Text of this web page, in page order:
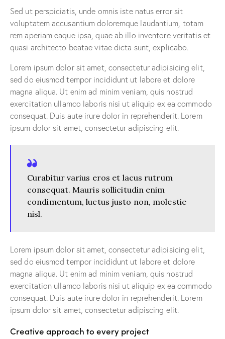
Sed ut perspiciatis, unde omnis iste natus error sit
voluptatem accusantium doloremque laudantium, totam
rem aperiam eaque ipsa, quae ab illo inventore veritatis et
quasi architecto beatae vitae dicta sunt, explicabo.
Lorem ipsum dolor sit amet, consectetur adipisicing elit,
sed do eiusmod tempor incididunt ut labore et dolore
magna aliqua. Ut enim ad minim veniam, quis nostrud
exercitation ullamco laboris nisi ut aliquip ex ea commodo
consequat. Duis aute irure dolor in reprehenderit. Lorem
ipsum dolor sit amet, consectetur adipiscing elit.
Curabitur varius eros et lacus rutrum
consequat. Mauris sollicitudin enim
condimentum, luctus justo non, molestie
nisl.
Lorem ipsum dolor sit amet, consectetur adipisicing elit,
sed do eiusmod tempor incididunt ut labore et dolore
magna aliqua. Ut enim ad minim veniam, quis nostrud
exercitation ullamco laboris nisi ut aliquip ex ea commodo
consequat. Duis aute irure dolor in reprehenderit. Lorem
ipsum dolor sit amet, consectetur adipiscing elit.
Creative approach to every project